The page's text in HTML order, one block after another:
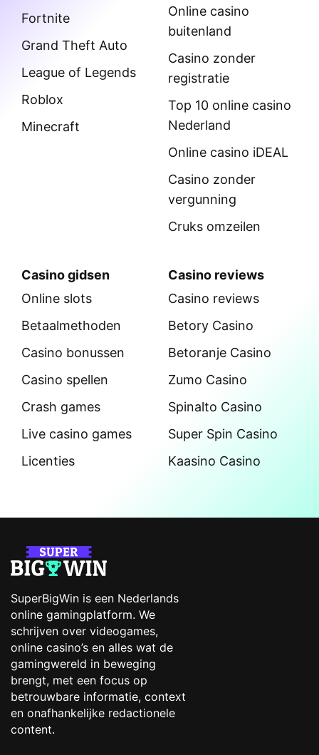
Fortnite
Grand Theft Auto
League of Legends
Roblox
Minecraft
Online casino
buitenland
Casino zonder
registratie
Top 10 online casino
Nederland
Online casino iDEAL
Casino zonder
vergunning
Cruks omzeilen
Casino gidsen
Online slots
Betaalmethoden
Casino bonussen
Casino spellen
Crash games
Live casino games
Licenties
Casino reviews
Casino reviews
Betory Casino
Betoranje Casino
Zumo Casino
Spinalto Casino
Super Spin Casino
Kaasino Casino
SuperBigWin is een Nederlands
online gamingplatform. We
schrijven over videogames,
online casino’s en alles wat de
gamingwereld in beweging
brengt, met een focus op
betrouwbare informatie, context
en onafhankelijke redactionele
content.